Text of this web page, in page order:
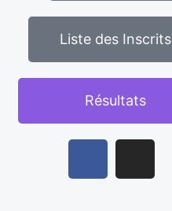
Liste des Inscrits
Résultats